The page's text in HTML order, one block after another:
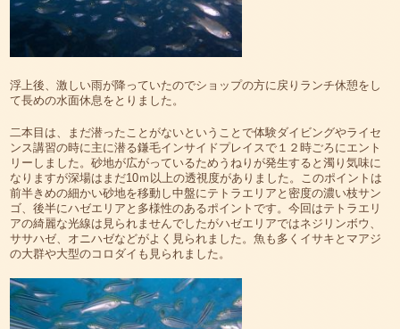
浮上後、激しい雨が降っていたのでショップの方に戻りランチ休憩をし
て長めの水面休息をとりました。
二本目は、まだ潜ったことがないということで体験ダイビングやライセ
ンス講習の時に主に潜る鎌毛インサイドプレイスで１２時ごろにエント
リーしました。砂地が広がっているためうねりが発生すると濁り気味に
なりますが深場はまだ10ｍ以上の透視度がありました。このポイントは
前半きめの細かい砂地を移動し中盤にテトラエリアと密度の濃い枝サン
ゴ、後半にハゼエリアと多様性のあるポイントです。今回はテトラエリ
アの綺麗な光線は見られませんでしたがハゼエリアではネジリンボウ、
ササハゼ、オニハゼなどがよく見られました。魚も多くイサキとマアジ
の大群や大型のコロダイも見られました。